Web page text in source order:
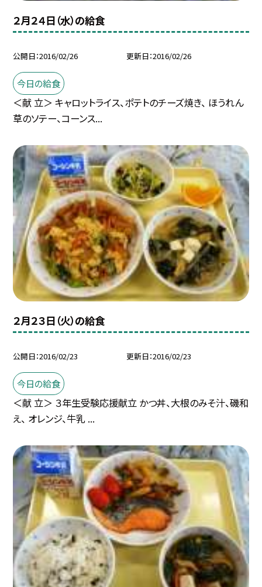
２月２４日（水）の給食
公開日 2016/02/26 更新日 2016/02/26
今日の給食
＜献 立＞ キャロットライス、ポテトのチーズ焼き、 ほうれん
草のソテー、コーンス...
２月２３日（火）の給食
公開日 2016/02/23 更新日 2016/02/23
今日の給食
＜献 立＞ ３年生受験応援献立 かつ丼、大根のみそ汁、磯和
え、 オレンジ、牛乳 ...